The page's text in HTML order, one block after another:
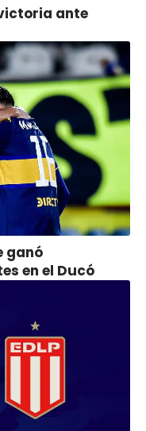
ante
ganó
en el Ducó